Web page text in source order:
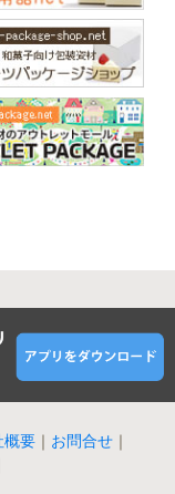
概要 ｜ お問合せ ｜